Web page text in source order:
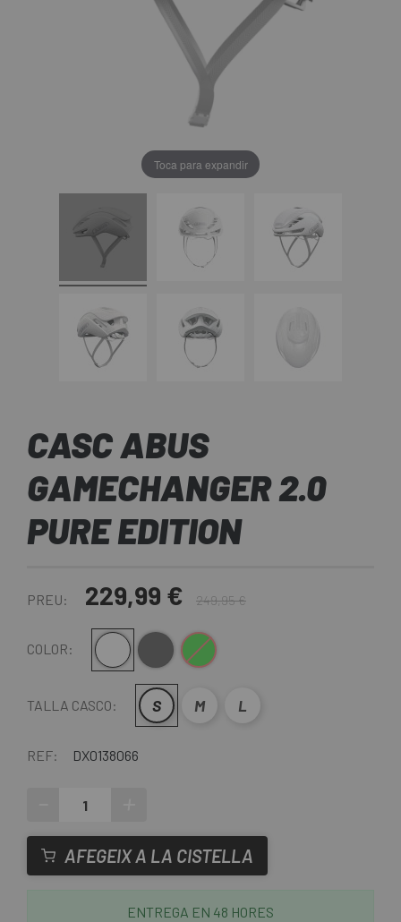
Toca para expandir
CASC ABUS
GAMECHANGER 2.0
PURE EDITION
PREU: 229,99 € 249,95 €
COLOR: Blanc Verd
TALLA CASCO: S M L
REF: DX0138066
AFEGEIX A LA CISTELLA
ENTREGA EN 48 HORES